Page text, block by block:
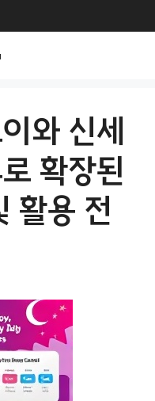
와 신세
확장된
활용 전